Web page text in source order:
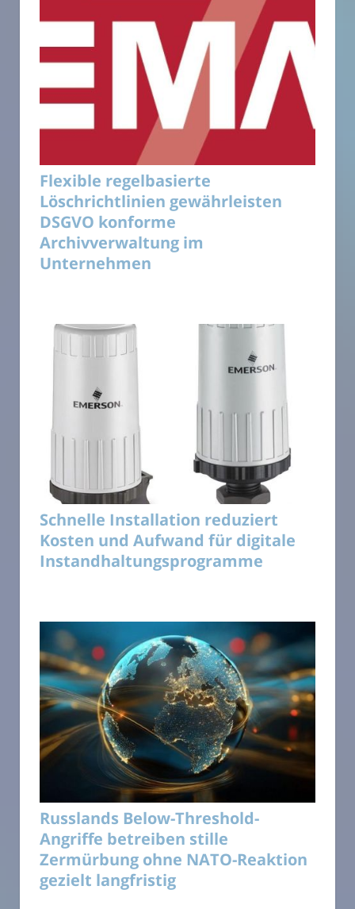
Flexible regelbasierte
Löschrichtlinien gewährleisten
DSGVO konforme
Archivverwaltung im
Unternehmen
Schnelle Installation reduziert
Kosten und Aufwand für digitale
Instandhaltungsprogramme
Russlands Below-Threshold-
Angriffe betreiben stille
Zermürbung ohne NATO-Reaktion
gezielt langfristig